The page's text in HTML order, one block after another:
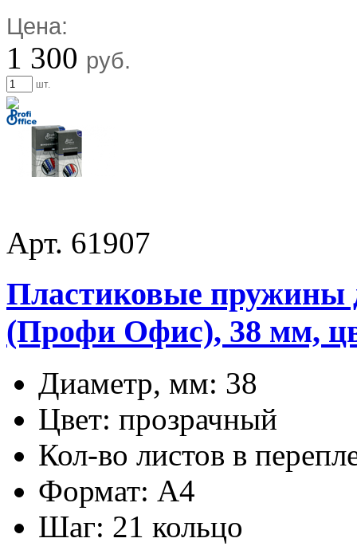
Цена:
1 300 руб.
шт.
Арт. 61907
Пластиковые пружины
(Профи Офис), 38 мм,
Диаметр, мм: 38
Цвет: прозрачный
Кол-во листов в
Формат: А4
Шаг: 21 кольцо